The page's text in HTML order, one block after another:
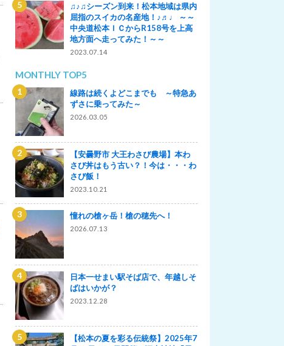
♫♪♫シーズン到来！松本地域は県内
屈指のスイカの名産地！♪♬♩ ～～
中央道松本ＩＣからR158号を上高
地方面へ走ってみた！～～
2023.07.14
MONTHLY TOP5
線路は続くよどこまでも ～特急あ
ずさに乗ってみた～
2026.03.05
【安曇野市 大王わさび農場】本わ
さび丼はもう古い？！今は・・・わ
さび飯！
2023.10.21
憧れの槍ヶ岳！槍の穂先へ！
2026.07.13
日本一せまい駅そば店で、年越しそ
ばはいかが？
2023.12.28
【松本の夏を彩る伝統祭】2025年7